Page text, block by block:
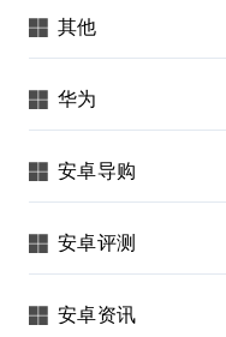
其他
华为
安卓导购
安卓评测
安卓资讯